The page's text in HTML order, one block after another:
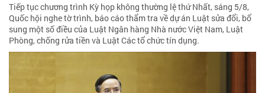
Tiếp tục chương trình Kỳ họp không thường lệ thứ Nhất, sáng 5/8,
Quốc hội nghe tờ trình, báo cáo thẩm tra về dự án Luật sửa đổi, bổ
sung một số điều của Luật Ngân hàng Nhà nước Việt Nam, Luật
Phòng, chống rửa tiền và Luật Các tổ chức tín dụng.